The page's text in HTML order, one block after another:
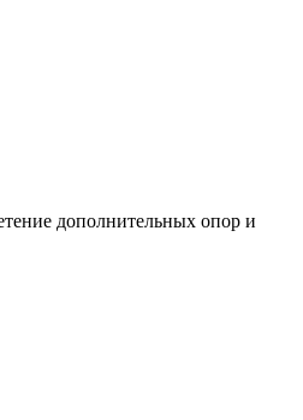
дополнительных опор и